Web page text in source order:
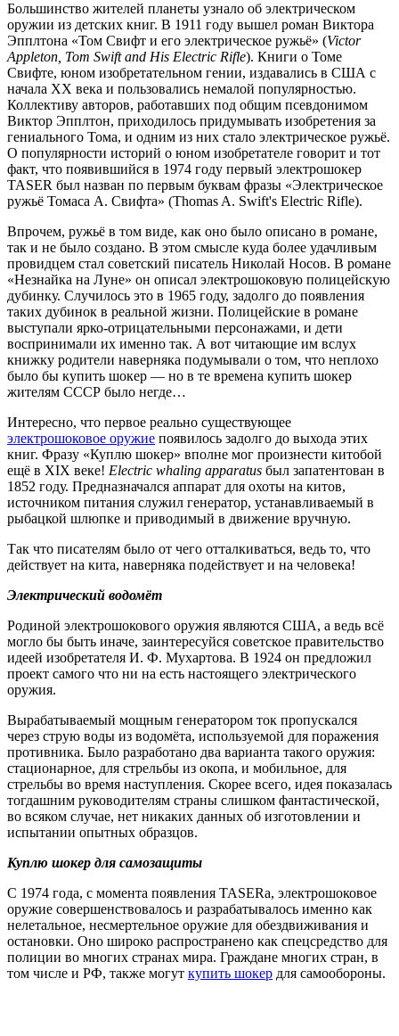
Большинство жителей планеты узнало об электрическом
оружии из детских книг. В 1911 году вышел роман Виктора
Эпплтона «Том Свифт и его электрическое ружьё» (Victor
Appleton, Tom Swift and His Electric Rifle). Книги о Томе
Свифте, юном изобретательном гении, издавались в США с
начала XX века и пользовались немалой популярностью.
Коллективу авторов, работавших под общим псевдонимом
Виктор Эпплтон, приходилось придумывать изобретения за
гениального Тома, и одним из них стало электрическое ружьё.
О популярности историй о юном изобретателе говорит и тот
факт, что появившийся в 1974 году первый электрошокер
TASER был назван по первым буквам фразы «Электрическое
ружьё Томаса А. Свифта» (Thomas A. Swift's Electric Rifle).
Впрочем, ружьё в том виде, как оно было описано в романе,
так и не было создано. В этом смысле куда более удачливым
провидцем стал советский писатель Николай Носов. В романе
«Незнайка на Луне» он описал электрошоковую полицейскую
дубинку. Случилось это в 1965 году, задолго до появления
таких дубинок в реальной жизни. Полицейские в романе
выступали ярко-отрицательными персонажами, и дети
воспринимали их именно так. А вот читающие им вслух
книжку родители наверняка подумывали о том, что неплохо
было бы купить шокер — но в те времена купить шокер
жителям СССР было негде…
Интересно, что первое реально существующее
электрошоковое оружие появилось задолго до выхода этих
книг. Фразу «Куплю шокер» вполне мог произнести китобой
ещё в XIX веке! Electric whaling apparatus был запатентован в
1852 году. Предназначался аппарат для охоты на китов,
источником питания служил генератор, устанавливаемый в
рыбацкой шлюпке и приводимый в движение вручную.
Так что писателям было от чего отталкиваться, ведь то, что
действует на кита, наверняка подействует и на человека!
Электрический водомёт
Родиной электрошокового оружия являются США, а ведь всё
могло бы быть иначе, заинтересуйся советское правительство
идеей изобретателя И. Ф. Мухартова. В 1924 он предложил
проект самого что ни на есть настоящего электрического
оружия.
Вырабатываемый мощным генератором ток пропускался
через струю воды из водомёта, используемой для поражения
противника. Было разработано два варианта такого оружия:
стационарное, для стрельбы из окопа, и мобильное, для
стрельбы во время наступления. Скорее всего, идея показалась
тогдашним руководителям страны слишком фантастической,
во всяком случае, нет никаких данных об изготовлении и
испытании опытных образцов.
Куплю шокер для самозащиты
С 1974 года, с момента появления TASERa, электрошоковое
оружие совершенствовалось и разрабатывалось именно как
нелетальное, несмертельное оружие для обездвиживания и
остановки. Оно широко распространено как спецсредство для
полиции во многих странах мира. Граждане многих стран, в
том числе и РФ, также могут купить шокер для самообороны.